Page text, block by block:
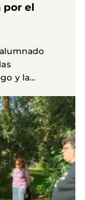
por el
y la